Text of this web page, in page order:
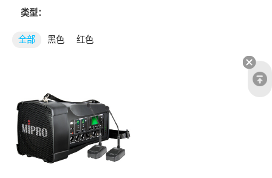
类型：
全部 黑色 红色